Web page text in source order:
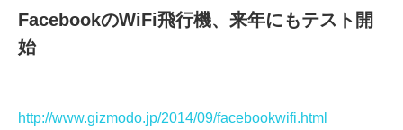
FacebookのWiFi飛行機、来年にもテスト開
始
http://www.gizmodo.jp/2014/09/facebookwifi.html